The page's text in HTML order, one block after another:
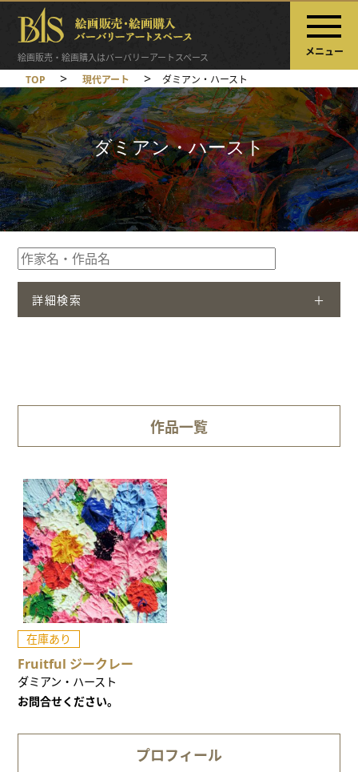
絵画販売・絵画購入はバーバリーアートスペース メニュー
TOP > 現代アート > ダミアン・ハースト
ダミアン・ハースト
詳細検索
作品一覧
在庫あり
Fruitful ジークレー
ダミアン・ハースト
お問合せください。
プロフィール